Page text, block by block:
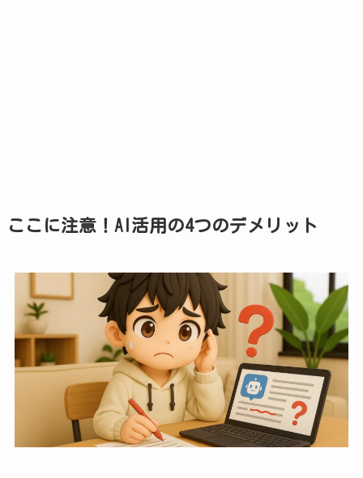
ここに注意！AI活用の4つのデメリット